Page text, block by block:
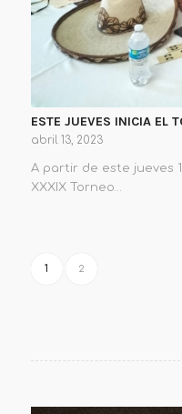
ESTE JUEVES INICIA EL
abril 13, 2023
A partir de este jueves
XXXIX Torneo…
1 2